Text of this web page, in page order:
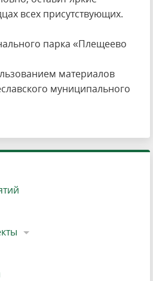
всех присутствующих.
парка «Плещеево
материалов
муниципального